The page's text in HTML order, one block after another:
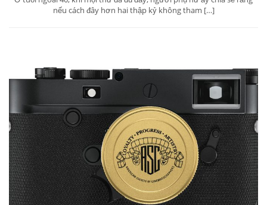
nếu cách đây hơn hai thập kỷ không tham […]